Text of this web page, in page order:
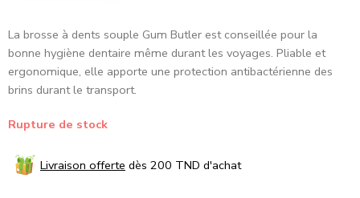
La brosse à dents souple Gum Butler est conseillée pour la
bonne hygiène dentaire même durant les voyages. Pliable et
ergonomique, elle apporte une protection antibactérienne des
brins durant le transport.
Rupture de stock
Livraison offerte dès 200 TND d'achat